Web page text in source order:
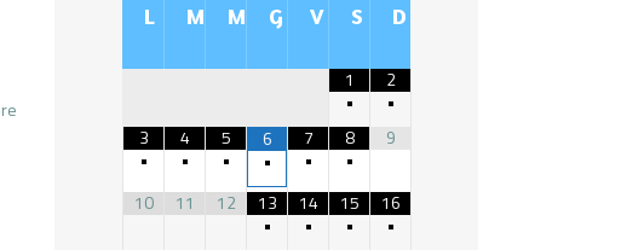
L M M G V S D
1
•
2
•
3
•
4
•
5
•
6
•
7
•
8
•
9
10 11 12
13
•
14
•
15
•
16
•